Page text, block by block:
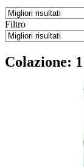
Filtro
Colazione: